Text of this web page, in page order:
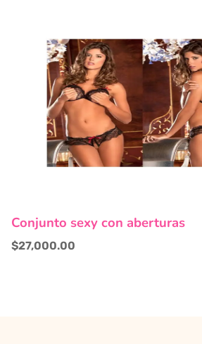
producto
tiene
múltiples
Conjunto sexy con aberturas
$27,000.00